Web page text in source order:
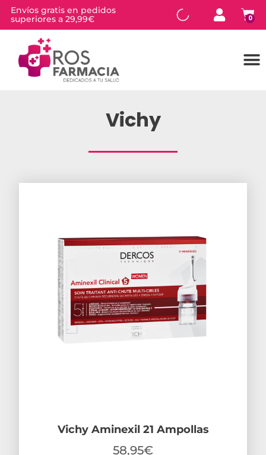
Envíos gratis en pedidos
superiores a 29,99€
0
Vichy
Vichy Aminexil 21 Ampollas
58,95€